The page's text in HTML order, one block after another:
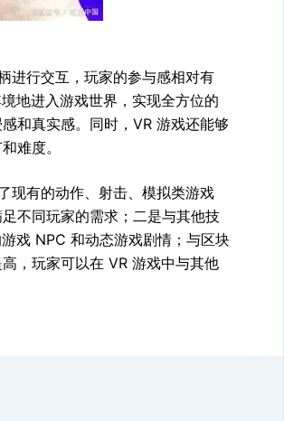
进行交互，玩家的参与感相对有
地进入游戏世界，实现全方位的
和真实感。同时，VR 游戏还能够
难度。
现有的动作、射击、模拟类游戏
不同玩家的需求；二是与其他技
戏 NPC 和动态游戏剧情；与区块
，玩家可以在 VR 游戏中与其他